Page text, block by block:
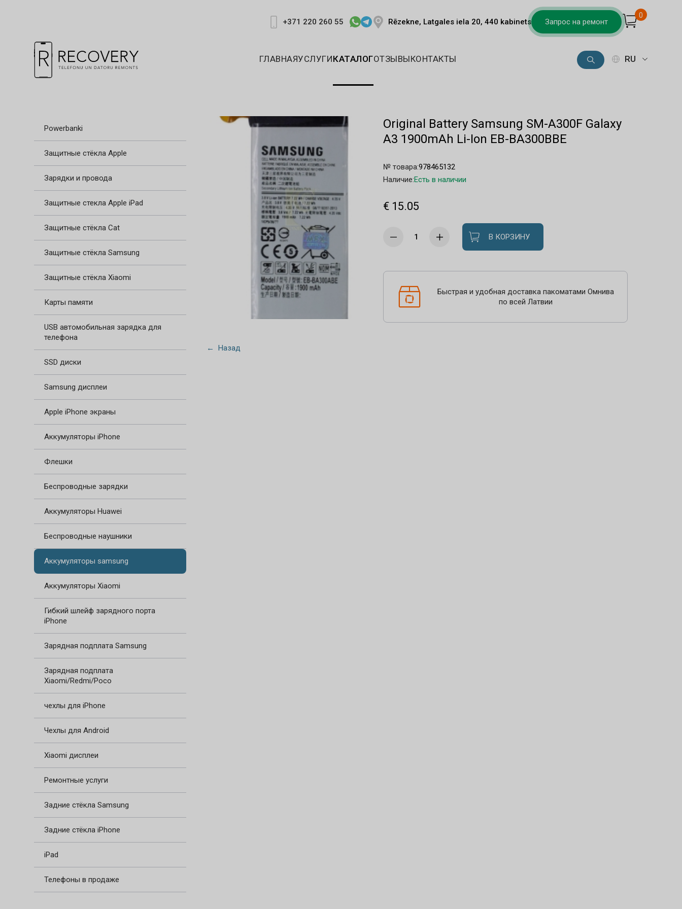
+371 220 260 55 Rēzekne, Latgales iela 20, 440 kabinets Запрос на ремонт
0
ГЛАВНАЯУСЛУГИКАТАЛОГОТЗЫВЫКОНТАКТЫ RU
Powerbanki
Защитные стёкла Apple
Зарядки и провода
Защитные стекла Apple iPad
Защитные стёкла Cat
Защитные стёкла Samsung
Защитные стёкла Xiaomi
Карты памяти
USB автомобильная зарядка для
телефона
SSD диски
Samsung дисплеи
Apple iPhone экраны
Аккумуляторы iPhone
Флешки
Беспроводные зарядки
Аккумуляторы Huawei
Беспроводные наушники
Аккумуляторы samsung
Аккумуляторы Xiaomi
Гибкий шлейф зарядного порта
iPhone
Зарядная подплата Samsung
Зарядная подплата
Xiaomi/Redmi/Poco
чехлы для iPhone
Чехлы для Android
Xiaomi дисплеи
Ремонтные услуги
Задние стёкла Samsung
Задние стёкла iPhone
iPad
Телефоны в продаже
Original Battery Samsung SM-A300F Galaxy
A3 1900mAh Li-Ion EB-BA300BBE
№ товара:978465132
Наличие:Есть в наличии
€ 15.05
В КОРЗИНУ
Быстрая и удобная доставка пакоматами Омнива
по всей Латвии
← Назад